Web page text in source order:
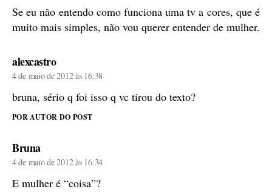
Se eu não entendo como funciona uma tv a cores, que é
muito mais simples, não vou querer entender de mulher.
alexcastrodiz:
4 de maio de 2012 às 16:38
bruna, sério q foi isso q vc tirou do texto?
POR AUTOR DO POST
Brunadiz:
4 de maio de 2012 às 16:34
E mulher é “coisa”?